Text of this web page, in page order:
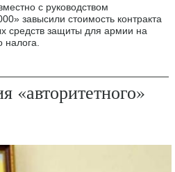
с руководством
завысили стоимость контракта
средств защиты для армии на
«авторитетного»